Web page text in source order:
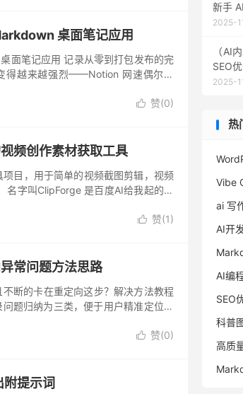
桌面笔记应用
面笔记应用 记录从零到打包发布的完
得越来越强烈——Notion 网速偶尔抽
 赞(0)
频创作素材获取工具
目，用于简单的视频截图剪辑，视频
名字叫ClipForge 是百度AI给我起的，
 赞(1)
常问题方法思路
断的卡在重定向这步？解决方法教程
题归纳为三类，便于用户精准定位问
 赞(0)
提示词
新手
2025-
（AI
SEO
2025-
热
ai 写
AI编